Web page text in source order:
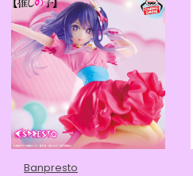
Banpresto